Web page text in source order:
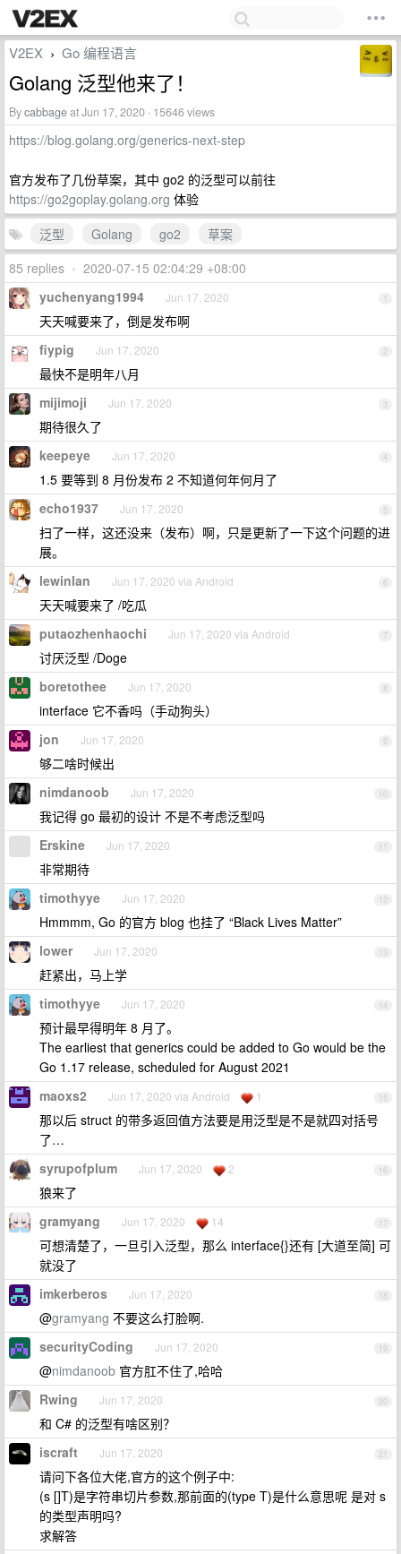
V2EX › Go 编程语言
Golang 泛型他来了！
Bycabbageat Jun 17, 2020 · 15646 views
https://blog.golang.org/generics-next-step
官方发布了几份草案，其中 go2 的泛型可以前往
https://go2goplay.golang.org 体验
泛型
Golang go2
草案
85 replies • 2020-07-15 02:04:29 +08:00
1
yuchenyang1994 Jun 17, 2020
天天喊要来了，倒是发布啊
2
fiypig Jun 17, 2020
最快不是明年八月
3
mijimoji Jun 17, 2020
期待很久了
4
keepeye Jun 17, 2020
1.5 要等到 8 月份发布 2 不知道何年何月了
5
echo1937 Jun 17, 2020
扫了一样，这还没来（发布）啊，只是更新了一下这个问题的进
展。
6
lewinlan Jun 17, 2020 via Android
天天喊要来了 /吃瓜
7
putaozhenhaochi Jun 17, 2020 via Android
讨厌泛型 /Doge
8
boretothee Jun 17, 2020
interface 它不香吗（手动狗头）
9
jon Jun 17, 2020
够二啥时候出
10
nimdanoob Jun 17, 2020
我记得 go 最初的设计 不是不考虑泛型吗
11
Erskine Jun 17, 2020
非常期待
12
timothyye Jun 17, 2020
Hmmmm, Go 的官方 blog 也挂了 “Black Lives Matter”
13
lower Jun 17, 2020
赶紧出，马上学
14
timothyye Jun 17, 2020
预计最早得明年 8 月了。
The earliest that generics could be added to Go would be the
Go 1.17 release, scheduled for August 2021
15
maoxs2 Jun 17, 2020 via Android 1
那以后 struct 的带多返回值方法要是用泛型是不是就四对括号
了…
16
syrupofplum Jun 17, 2020 2
狼来了
17
gramyang Jun 17, 2020 14
可想清楚了，一旦引入泛型，那么 interface{}还有 [大道至简] 可
就没了
18
imkerberos Jun 17, 2020
@gramyang 不要这么打脸啊.
19
securityCoding Jun 17, 2020
@nimdanoob 官方肛不住了,哈哈
20
Rwing Jun 17, 2020
和 C# 的泛型有啥区别？
21
iscraft Jun 17, 2020
请问下各位大佬,官方的这个例子中:
(s []T)是字符串切片参数,那前面的(type T)是什么意思呢 是对 s
的类型声明吗?
求解答